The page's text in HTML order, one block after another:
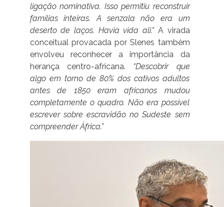
ligação nominativa. Isso permitiu reconstruir
famílias inteiras. A senzala não era um
deserto de laços. Havia vida ali.” A virada
conceitual provacada por Slenes também
envolveu reconhecer a importância da
herança centro-africana. “Descobrir que
algo em torno de 80% dos cativos adultos
antes de 1850 eram africanos mudou
completamente o quadro. Não era possível
escrever sobre escravidão no Sudeste sem
compreender África.”